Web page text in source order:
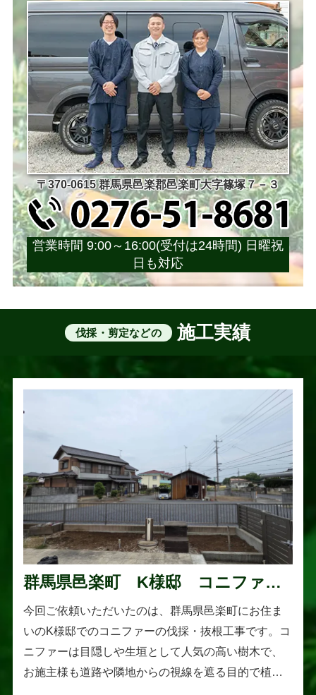
〒370-0615 群馬県邑楽郡邑楽町大字篠塚７－３
営業時間 9:00～16:00(受付は24時間) 日曜祝
日も対応
伐採・剪定などの 施工実績
群馬県邑楽町 K様邸 コニファー
伐採・抜根工事
今回ご依頼いただいたのは、群馬県邑楽町にお住ま
いのK様邸でのコニファーの伐採・抜根工事です。コ
ニファーは目隠しや生垣として人気の高い樹木で、
お施主様も道路や隣地からの視線を遮る目的で植え